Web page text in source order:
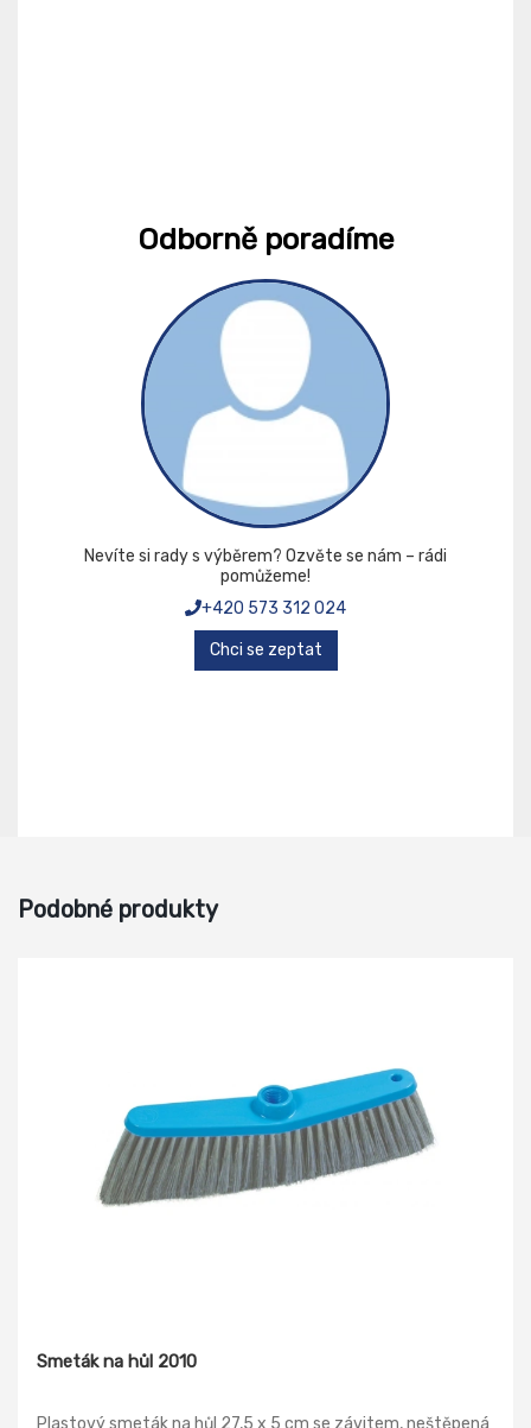
Odborně poradíme
Nevíte si rady s výběrem? Ozvěte se nám – rádi
pomůžeme!
+420 573 312 024
Chci se zeptat
Podobné produkty
Smeták na hůl 2010